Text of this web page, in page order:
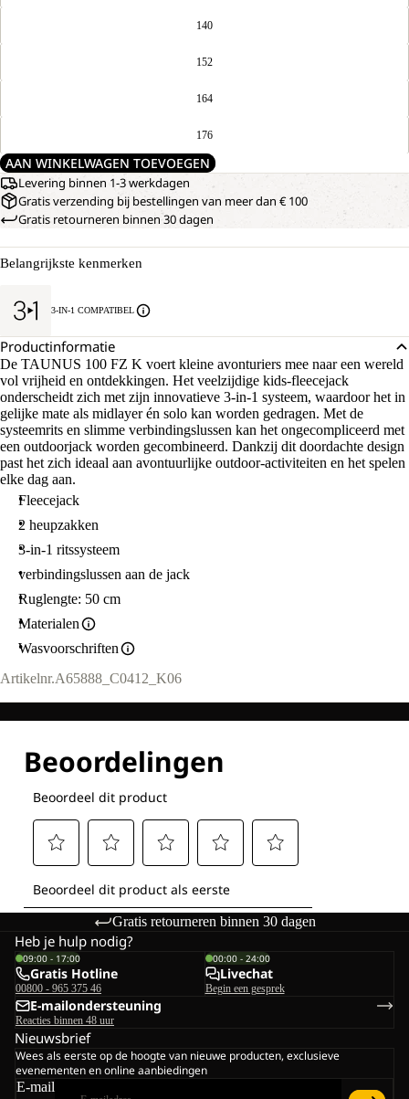
140
152
164
176
AAN WINKELWAGEN TOEVOEGEN
Levering binnen 1-3 werkdagen
Gratis verzending bij bestellingen van meer dan € 100
Gratis retourneren binnen 30 dagen
Belangrijkste kenmerken
3-IN-1 COMPATIBEL
Productinformatie
De TAUNUS 100 FZ K voert kleine avonturiers mee naar een wereld
vol vrijheid en ontdekkingen. Het veelzijdige kids-fleecejack
onderscheidt zich met zijn innovatieve 3-in-1 systeem, waardoor het in
gelijke mate als midlayer én solo kan worden gedragen. Met de
systeemrits en slimme verbindingslussen kan het ongecompliceerd met
een outdoorjack worden gecombineerd. Dankzij dit doordachte design
past het zich ideaal aan avontuurlijke outdoor-activiteiten en het spelen
elke dag aan.
Fleecejack
2 heupzakken
3-in-1 ritssysteem
verbindingslussen aan de jack
Ruglengte: 50 cm
Materialen
Wasvoorschriften
Artikelnr.A65888_C0412_K06
Gratis retourneren binnen 30 dagen
Heb je hulp nodig?
09:00 - 17:00
Gratis Hotline
00800 - 965 375 46
00:00 - 24:00
Livechat
Begin een gesprek
E-mailondersteuning
Reacties binnen 48 uur
Nieuwsbrief
Wees als eerste op de hoogte van nieuwe producten, exclusieve
evenementen en online aanbiedingen
E-mail